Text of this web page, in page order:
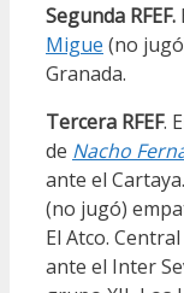
Segunda RFEF.
Migue (no
Granada.
Tercera RFEF.
de Nacho
ante el
(no jugó)
El Atco. Central
ante el Inter